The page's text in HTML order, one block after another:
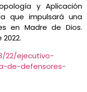
y Aplicación
que impulsará una
en Madre de Dios.
22/ejecutivo-
de-defensores-